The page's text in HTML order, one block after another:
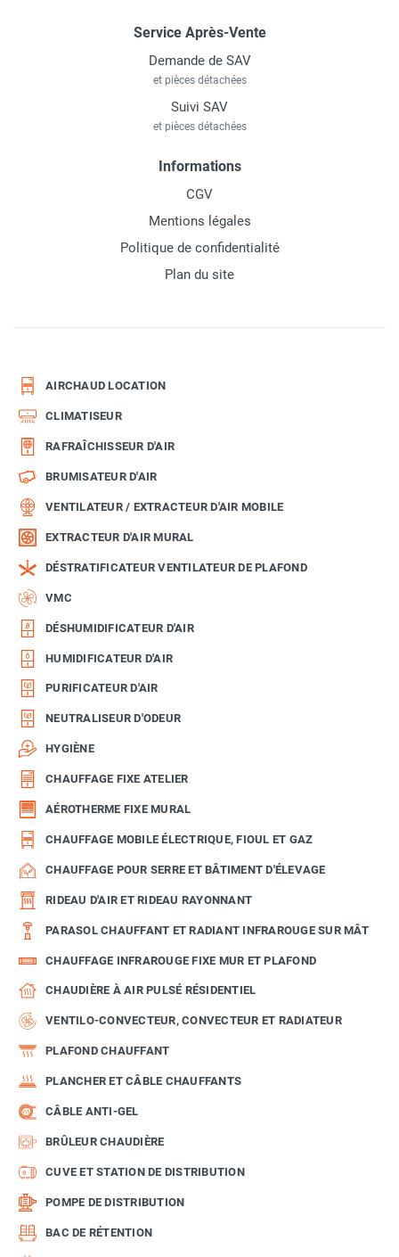
Service Après-Vente
Demande de SAV
et pièces détachées
Suivi SAV
et pièces détachées
Informations
CGV
Mentions légales
Politique de confidentialité
Plan du site
AIRCHAUD LOCATION
CLIMATISEUR
RAFRAÎCHISSEUR D'AIR
BRUMISATEUR D'AIR
VENTILATEUR / EXTRACTEUR D'AIR MOBILE
EXTRACTEUR D'AIR MURAL
DÉSTRATIFICATEUR VENTILATEUR DE PLAFOND
VMC
DÉSHUMIDIFICATEUR D'AIR
HUMIDIFICATEUR D'AIR
PURIFICATEUR D'AIR
NEUTRALISEUR D'ODEUR
HYGIÈNE
CHAUFFAGE FIXE ATELIER
AÉROTHERME FIXE MURAL
CHAUFFAGE MOBILE ÉLECTRIQUE, FIOUL ET GAZ
CHAUFFAGE POUR SERRE ET BÂTIMENT D'ÉLEVAGE
RIDEAU D'AIR ET RIDEAU RAYONNANT
PARASOL CHAUFFANT ET RADIANT INFRAROUGE SUR MÂT
CHAUFFAGE INFRAROUGE FIXE MUR ET PLAFOND
CHAUDIÈRE À AIR PULSÉ RÉSIDENTIEL
VENTILO-CONVECTEUR, CONVECTEUR ET RADIATEUR
PLAFOND CHAUFFANT
PLANCHER ET CÂBLE CHAUFFANTS
CÂBLE ANTI-GEL
BRÛLEUR CHAUDIÈRE
CUVE ET STATION DE DISTRIBUTION
POMPE DE DISTRIBUTION
BAC DE RÉTENTION